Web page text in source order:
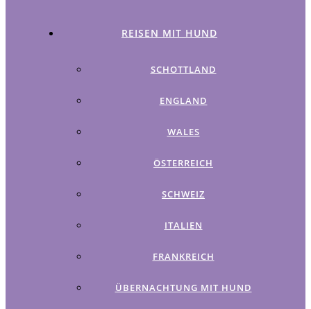
REISEN MIT HUND
SCHOTTLAND
ENGLAND
WALES
ÖSTERREICH
SCHWEIZ
ITALIEN
FRANKREICH
ÜBERNACHTUNG MIT HUND